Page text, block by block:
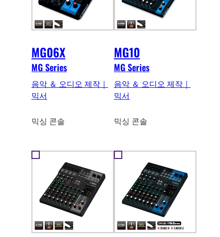
MG06X
MG Series
음악 ＆ 오디오 제작｜
믹서
믹싱 콘솔
MG10
MG Series
음악 ＆ 오디오 제작｜
믹서
믹싱 콘솔